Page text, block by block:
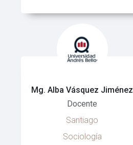
Mg. Alba Vásquez Jiménez
Docente
Santiago
Sociología